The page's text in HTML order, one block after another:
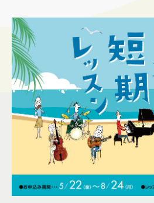
Follow US